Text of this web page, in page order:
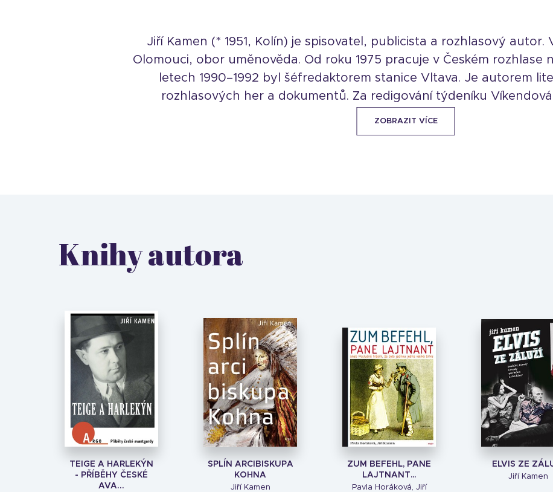
Jiří Kamen (* 1951, Kolín) je spisovatel, publicista a rozhlasový autor.
Olomouci, obor uměnověda. Od roku 1975 pracuje v Českém rozhlase
letech 1990–1992 byl šéfredaktorem stanice Vltava. Je autorem
rozhlasových her a dokumentů. Za redigování týdeníku
ZOBRAZIT VÍCE
Knihy autora
TEIGE A HARLEKÝN
- PŘÍBĚHY ČESKÉ
AVA...
SPLÍN ARCIBISKUPA
KOHNA
Jiří Kamen
ZUM BEFEHL, PANE
LAJTNANT…
Pavla Horáková, Jiří
ELVIS ZE
Jiří Kamen